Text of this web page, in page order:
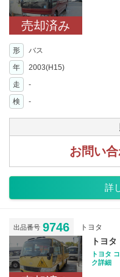
売却済み
形 バス
年
2003(H15)
走 -
検
-
お問い合
詳
出品番号 9746 トヨタ
トヨ
トヨタ
ク詳細